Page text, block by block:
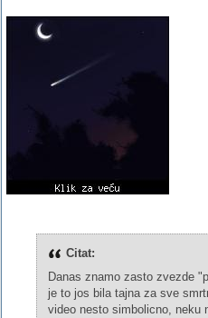
Citat:
Danas znamo zasto zvezde
je to jos bila tajna za sve
video nesto simbolicno, neku